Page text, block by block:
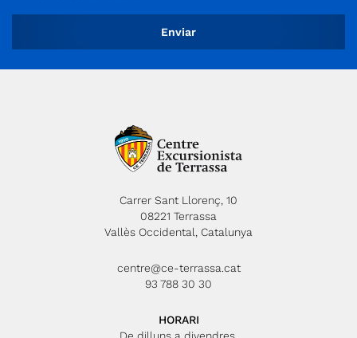
Carrer Sant Llorenç, 10
08221 Terrassa
Vallès Occidental, Catalunya
centre@ce-terrassa.cat
93 788 30 30
HORARI